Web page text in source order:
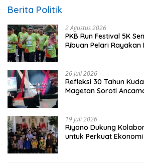
Berita Politik
2 Agustus 2026
PKB Run Festival 5K
Ribuan Pelari Rayakan
26 Juli 2026
Refleksi 30 Tahun
Magetan Soroti
19 Juli 2026
Riyono Dukung
untuk Perkuat